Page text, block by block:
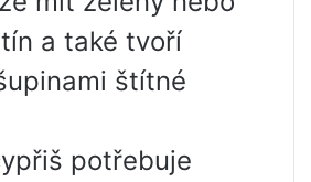
a také tvoří
štítné
potřebuje